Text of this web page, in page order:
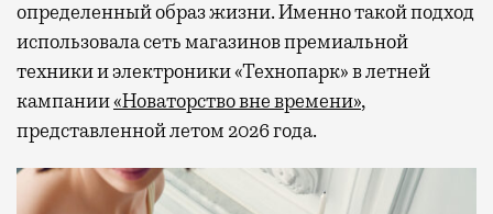
определенный образ жизни. Именно такой подход
использовала сеть магазинов премиальной
техники и электроники «Технопарк» в летней
кампании«Новаторство вне времени»,
представленной летом 2026 года.